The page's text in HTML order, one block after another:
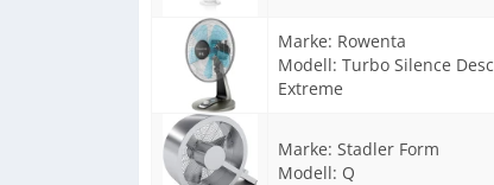
Marke: Rowenta
Modell: Turbo Silence Desc
Extreme
Marke: Stadler Form
Modell: Q